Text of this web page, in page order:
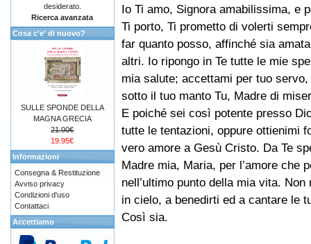
Io Ti amo, Signora amabilissima, e
Ti porto, Ti prometto di volerti
far quanto posso, affinché sia
altri. Io ripongo in Te tutte le mie
mia salute; accettami per tuo
sotto il tuo manto Tu, Madre di
E poiché sei così potente presso
tutte le tentazioni, oppure ottienimi
vero amore a Gesù Cristo. Da Te
Madre mia, Maria, per l’amore che
nell’ultimo punto della mia vita.
in cielo, a benedirti ed a cantare le
Così sia.
desiderato.
Ricerca avanzata
Cosa c'e' di nuovo?
SULLE SPONDE DELLA
MAGNA GRECIA
21.00€
19.95€
Informazioni
Consegna & Restituzione
Avviso privacy
Condizioni d'uso
Contattaci
Accettiamo